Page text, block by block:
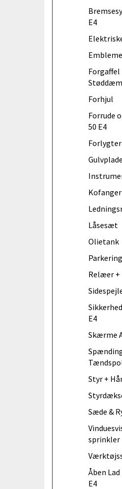
E4
Forgaffel
Forhjul
Forrude
50 E4
Forlygter
Kofanger
Låsesæt
Olietank
Relæer +
E4
Skærme
Styr +
Sæde &
sprinkler
Åben Lad
E4